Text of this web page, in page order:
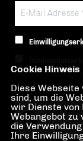
Hiermit berechtige
der nachfolgenden
Anti-
Cookie Hinweis
Diese
sind, um die
wir Dienste
Webangebot
die
Ihre